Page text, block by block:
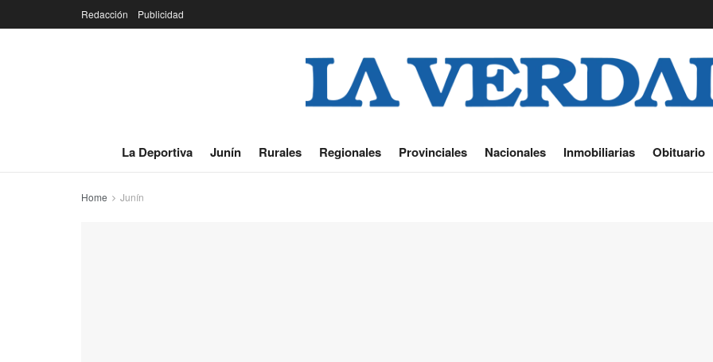
Redacción Publicidad
La Deportiva Junín Rurales Regionales Provinciales Nacionales Inmobiliarias Obituario
Home Junín